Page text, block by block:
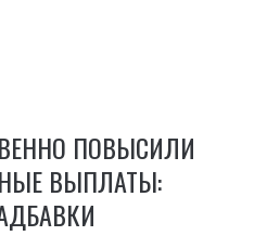
ПОВЫСИЛИ
ВЫПЛАТЫ: